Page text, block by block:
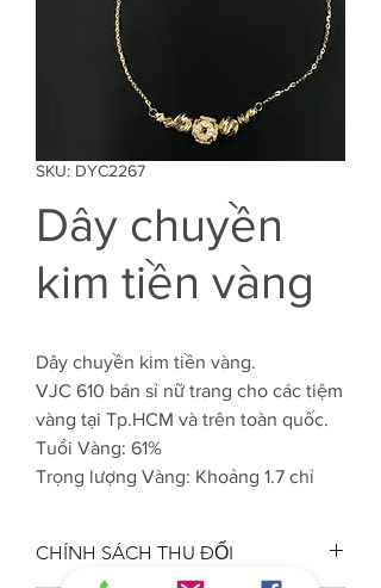
SKU: DYC2267
Dây chuyền
kim tiền vàng
Dây chuyền kim tiền vàng.
VJC 610 bán sỉ nữ trang cho các tiệm
vàng tại Tp.HCM và trên toàn quốc.
Tuổi Vàng: 61%
Trọng lượng Vàng: Khoảng 1.7 chỉ
CHÍNH SÁCH THU ĐỔI